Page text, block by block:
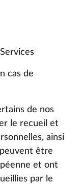
cas de
de nos
le recueil et
ainsi
être
et ont
par le